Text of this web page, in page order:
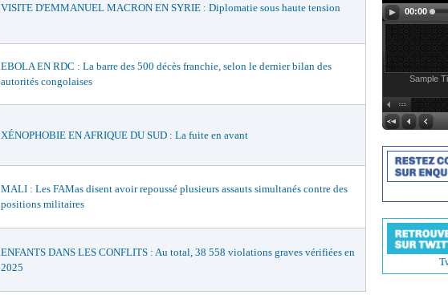
VISITE D'EMMANUEL MACRON EN SYRIE : Diplomatie sous haute tension
EBOLA EN RDC : La barre des 500 décès franchie, selon le dernier bilan des
autorités congolaises
XÉNOPHOBIE EN AFRIQUE DU SUD : La fuite en avant
MALI : Les FAMas disent avoir repoussé plusieurs assauts simultanés contre des
positions militaires
ENFANTS DANS LES CONFLITS : Au total, 38 558 violations graves vérifiées en
2025
00:00
Sample